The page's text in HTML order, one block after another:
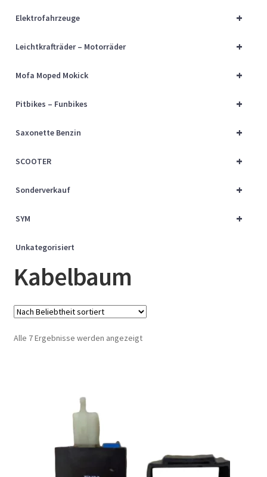
+
Elektrofahrzeuge
+
Leichtkrafträder – Motorräder
+
Mofa Moped Mokick
+
Pitbikes – Funbikes
+
Saxonette Benzin
+
SCOOTER
+
Sonderverkauf
+
SYM
Unkategorisiert
Kabelbaum
Alle 7 Ergebnisse werden angezeigtNach